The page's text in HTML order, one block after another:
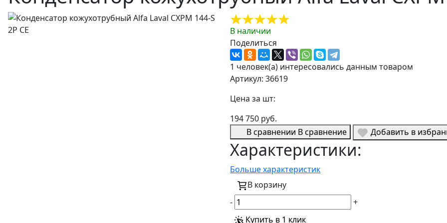
В наличии
Поделиться
1 человек(а) интересовались данным товаром
Артикул: 36619
Цена за шт:
194 750 руб.
В сравнении В сравнение Добавить в
Характеристики:
Больше характеристик
В корзину
-
+
Купить в 1 клик